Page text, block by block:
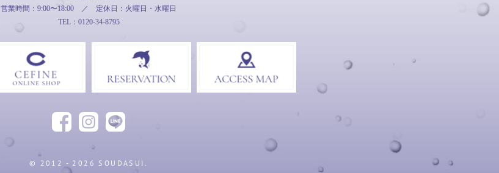
営業時間：9:00〜18:00 ／ 定休日：火曜日・水曜日
TEL：0120-34-8795
Instagram
友だ
© 2012 - 2026 SOUDASUI.